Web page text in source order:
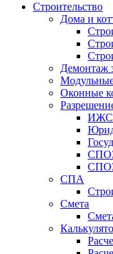
Строительство
Дома и
Демонтаж
Оконные
ИЖС
СПА
Смета